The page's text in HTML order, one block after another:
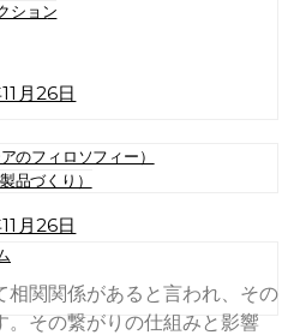
ション
のフィロソフィー）
品づくり）
心の調子？〜
月26日
月26日
相関関係があると言われ、その
その繋がりの仕組みと影響